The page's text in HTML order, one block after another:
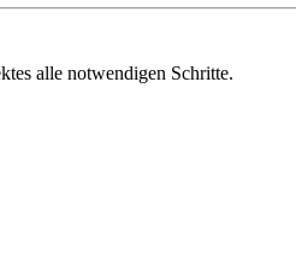
alle notwendigen Schritte.